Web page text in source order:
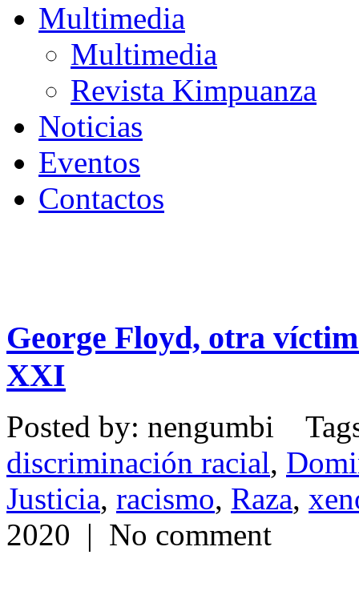
Multimedia
Multimedia
Revista Kimpuanza
Noticias
Eventos
Contactos
George Floyd, otra
XXI
Posted by: nengumbi
discriminación racial,
Justicia, racismo, Raza,
2020 | No comment